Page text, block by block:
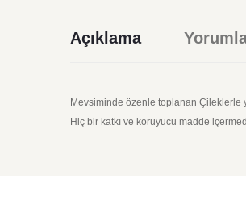
Açıklama
Mevsiminde özenle toplanan Çileklerle
Hiç bir katkı ve koruyucu madde